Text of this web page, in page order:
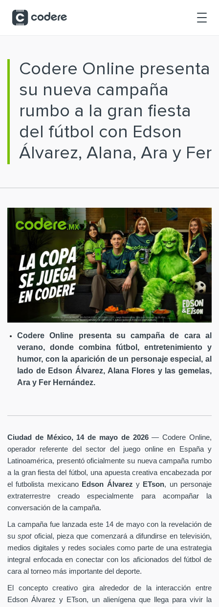
Codere Online presenta
su nueva campaña
rumbo a la gran fiesta
del fútbol con Edson
Álvarez, Alana, Ara y Fer
Codere Online presenta su campaña de cara al
verano, donde combina fútbol, entretenimiento y
humor, con la aparición de un personaje especial, al
lado de Edson Álvarez, Alana Flores y las gemelas,
Ara y Fer Hernández.
Ciudad de México, 14 de mayo de 2026— Codere Online,
operador referente del sector del juego online en España y
Latinoamérica, presentó oficialmente su nueva campaña rumbo
a la gran fiesta del fútbol, una apuesta creativa encabezada por
el futbolista mexicano Edson Álvarez yETson, un personaje
extraterrestre creado especialmente para acompañar la
conversación de la campaña.
La campaña fue lanzada este 14 de mayo con la revelación de
suspot oficial, pieza que comenzará a difundirse en televisión,
medios digitales y redes sociales como parte de una estrategia
integral enfocada en conectar con los aficionados del fútbol de
cara al torneo más importante del deporte.
El concepto creativo gira alrededor de la interacción entre
Edson Álvarez y ETson, un alienígena que llega para vivir la